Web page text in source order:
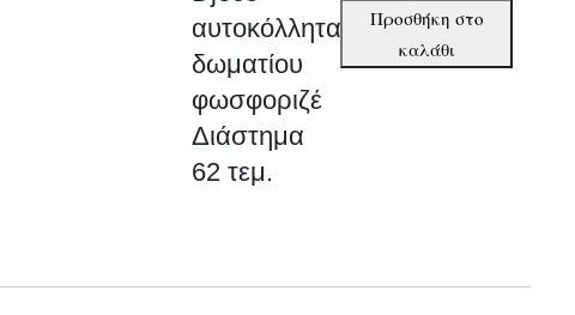
αυτοκόλλητα
δωματίου
φωσφοριζέ
Διάστημα
62 τεμ.
αυτοκόλλητα
δωματίου
φωσφοριζέ
Προσθήκη στο
καλάθι